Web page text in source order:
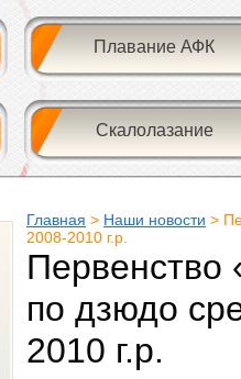
Плавание АФК
Скалолазание
Главная > Наши новости >
2008-2010 г.р.
Первенство
по дзюдо
2010 г.р.